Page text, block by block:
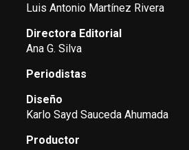
Luis Antonio Martínez Rivera
Directora Editorial
Ana G. Silva
Periodistas
Diseño
Karlo Sayd Sauceda Ahumada
Productor